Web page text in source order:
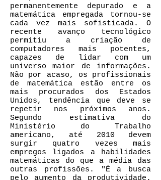
permanentemente depurado e a
matemática empregada tornou-se
cada vez mais sofisticada. O
recente avanço tecnológico
permitiu a criação de
computadores mais potentes,
capazes de lidar com um
universo maior de informações.
Não por acaso, os profissionais
de matemática estão entre os
mais procurados dos Estados
Unidos, tendência que deve se
repetir nos próximos anos.
Segundo estimativa do
Ministério do Trabalho
americano, até 2010 devem
surgir quatro vezes mais
empregos ligados a habilidades
matemáticas do que a média das
outras profissões. "É a busca
pelo aumento da produtividade.